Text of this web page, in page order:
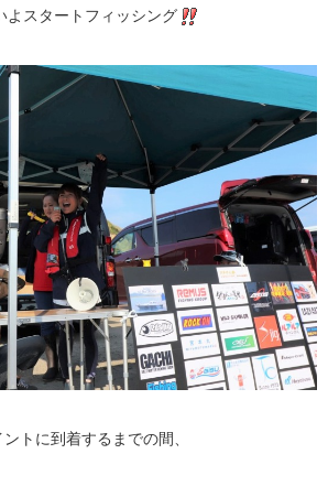
よスタートフィッシング
ントに到着するまでの間、